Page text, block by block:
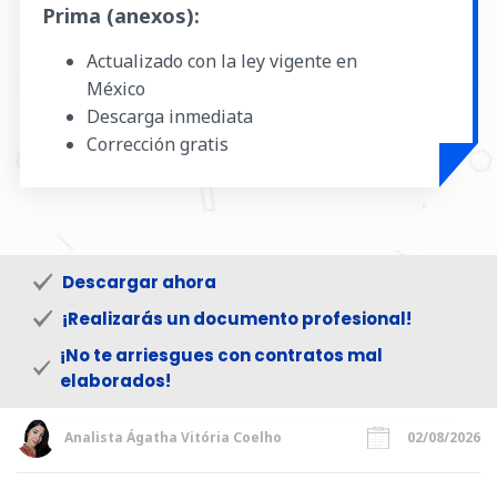
Prima (anexos):
Actualizado con la ley vigente en
México
Descarga inmediata
Corrección gratis
Descargar ahora
¡Realizarás un documento profesional!
¡No te arriesgues con contratos mal
elaborados!
Analista Ágatha Vitória Coelho 02/08/2026